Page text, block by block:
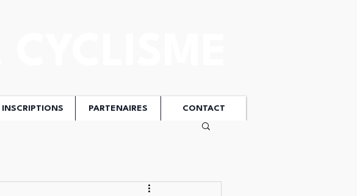
INSCRIPTIONS PARTENAIRES CONTACT